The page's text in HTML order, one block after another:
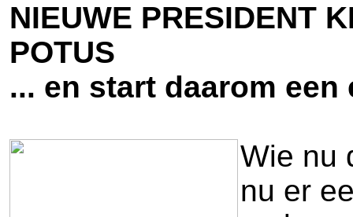
NIEUWE PRESIDENT
POTUS
... en start daarom
Wie nu
nu er